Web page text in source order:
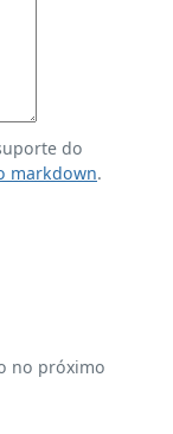
do
markdown.
no próximo